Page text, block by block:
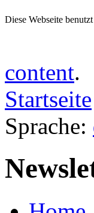
Diese Webseite
content.
Startseite
Sprache: